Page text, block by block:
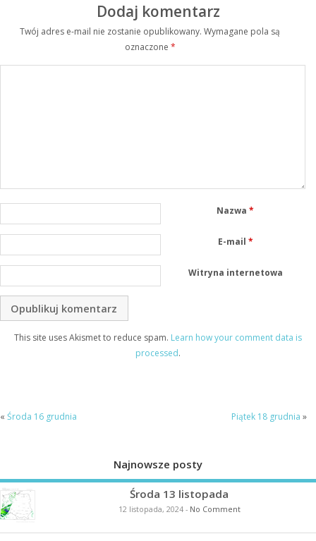
Dodaj komentarz
Twój adres e-mail nie zostanie opublikowany. Wymagane pola są
oznaczone *
Nazwa*
E-mail *
Witryna internetowa
This site uses Akismet to reduce spam. Learn how your comment data is
processed.
« Środa 16 grudnia Piątek 18 grudnia »
Najnowsze posty
Środa 13 listopada
12 listopada, 2024- No Comment